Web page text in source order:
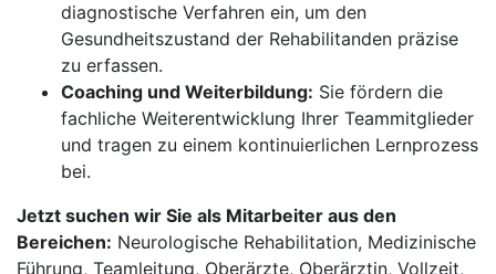
diagnostische Verfahren ein, um den
Gesundheitszustand der Rehabilitanden präzise
zu erfassen.
Coaching und Weiterbildung: Sie fördern die
fachliche Weiterentwicklung Ihrer Teammitglieder
und tragen zu einem kontinuierlichen Lernprozess
bei.
Jetzt suchen wir Sie als Mitarbeiter aus den
Bereichen: Neurologische Rehabilitation, Medizinische
Führung, Teamleitung, Oberärzte, Oberärztin, Vollzeit,